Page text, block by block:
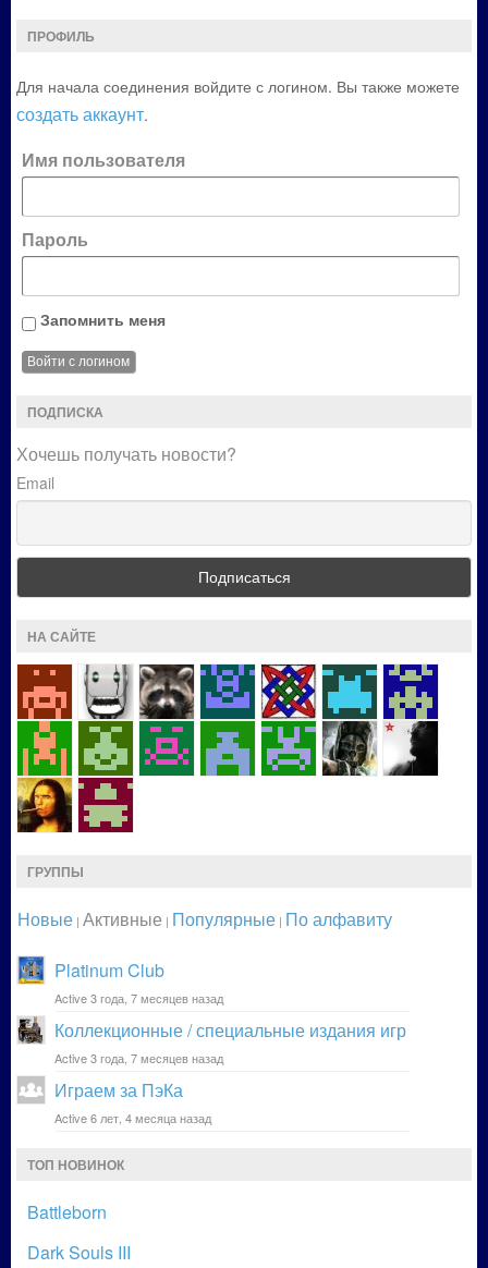
ПРОФИЛЬ
Для начала соединения войдите с логином. Вы также можете
создать аккаунт.
Имя пользователя
Пароль
Запомнить меня
ПОДПИСКА
Хочешь получать новости?
Email
НА САЙТЕ
ГРУППЫ
Новые | Активные | Популярные | По алфавиту
Platinum Club
Active 3 года, 7 месяцев назад
Коллекционные / специальные издания игр
Active 3 года, 7 месяцев назад
Играем за ПэКа
Active 6 лет, 4 месяца назад
ТОП НОВИНОК
Battleborn
Dark Souls III